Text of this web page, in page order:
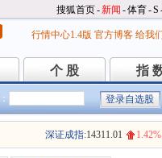
搜狐首页-新闻 -体育-S
行情中心1.4版 官方博客 给我
个 股
个 股 指
指
深证成指:14311.01 1.42%